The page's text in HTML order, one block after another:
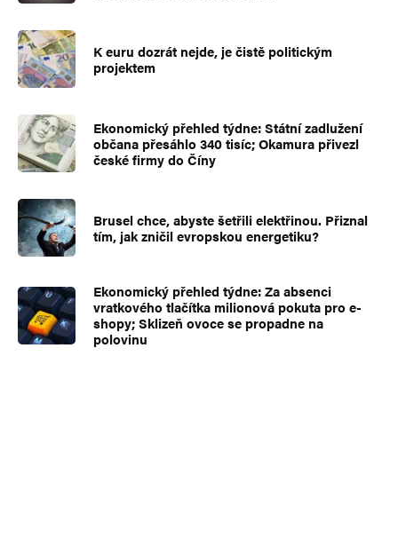
K euru dozrát nejde, je čistě politickým
projektem
Ekonomický přehled týdne: Státní zadlužení
občana přesáhlo 340 tisíc; Okamura přivezl
české firmy do Číny
Brusel chce, abyste šetřili elektřinou. Přiznal
tím, jak zničil evropskou energetiku?
Ekonomický přehled týdne: Za absenci
vratkového tlačítka milionová pokuta pro e-
shopy; Sklizeň ovoce se propadne na
polovinu